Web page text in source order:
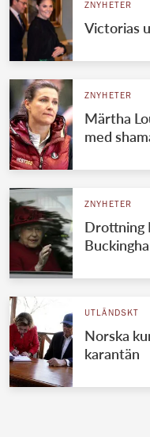
ZNYHETER
Victorias
ZNYHETER
Märtha
med
ZNYHETER
Drottning
UTLÄNDSKT
Norska
karantän